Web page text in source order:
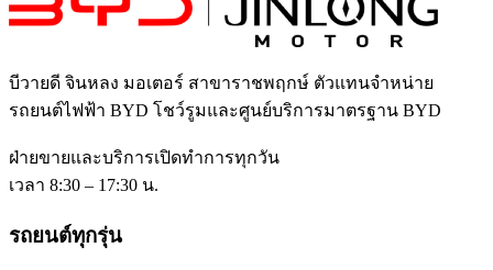
บีวายดี จินหลง มอเตอร์ สาขาราชพฤกษ์ ตัวแทนจำหน่าย
รถยนต์ไฟฟ้า BYD โชว์รูมและศูนย์บริการมาตรฐาน BYD
ฝ่ายขายและบริการเปิดทำการทุกวัน
เวลา 8:30 – 17:30 น.
รถยนต์ทุกรุ่น